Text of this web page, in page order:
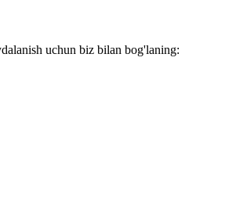
uchun biz bilan bog'laning: